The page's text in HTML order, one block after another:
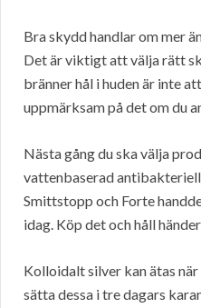
Bra skydd handlar om mer
Det är viktigt att välja rätt
bränner hål i huden är inte
uppmärksam på det om du
Nästa gång du ska välja
vattenbaserad
Smittstopp och Forte
idag. Köp det och håll
Kolloidalt silver kan ätas
sätta dessa i tre dagars